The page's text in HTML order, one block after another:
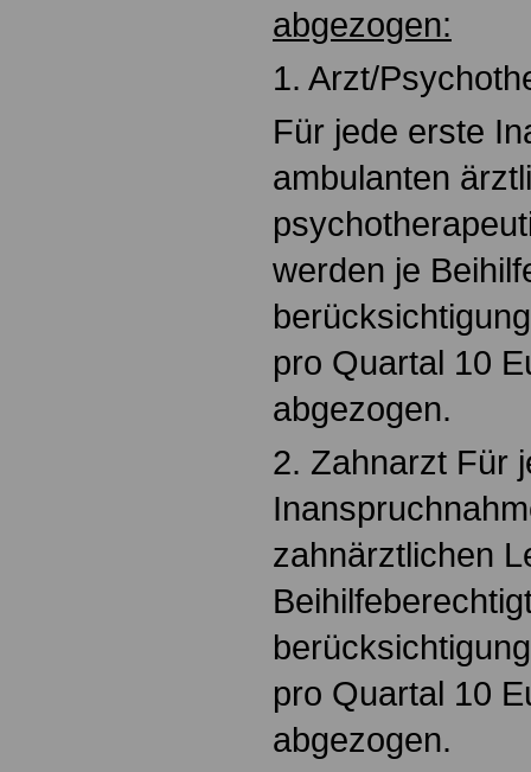
abgezogen:
1. Arzt/
Für jede erste
ambulanten
werden je
pro Quartal 10
abgezogen.
2. Zahnarzt Für
zahnärztlichen
pro Quartal 10
abgezogen.